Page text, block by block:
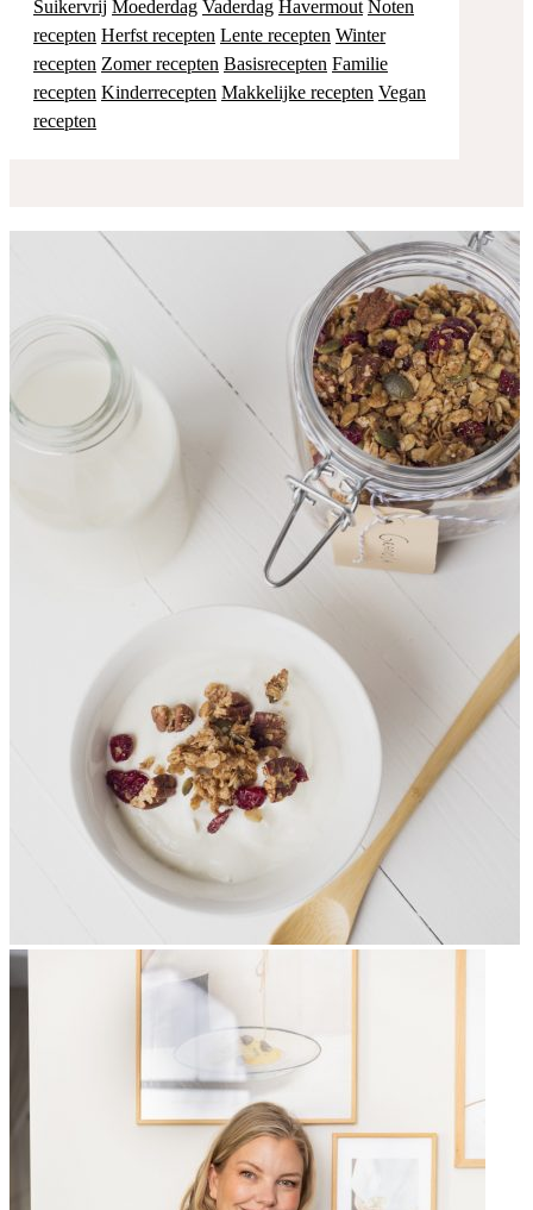
Suikervrij Moederdag Vaderdag Havermout Noten
recepten Herfst recepten Lente recepten Winter
recepten Zomer recepten Basisrecepten Familie
recepten Kinderrecepten Makkelijke recepten Vegan
recepten